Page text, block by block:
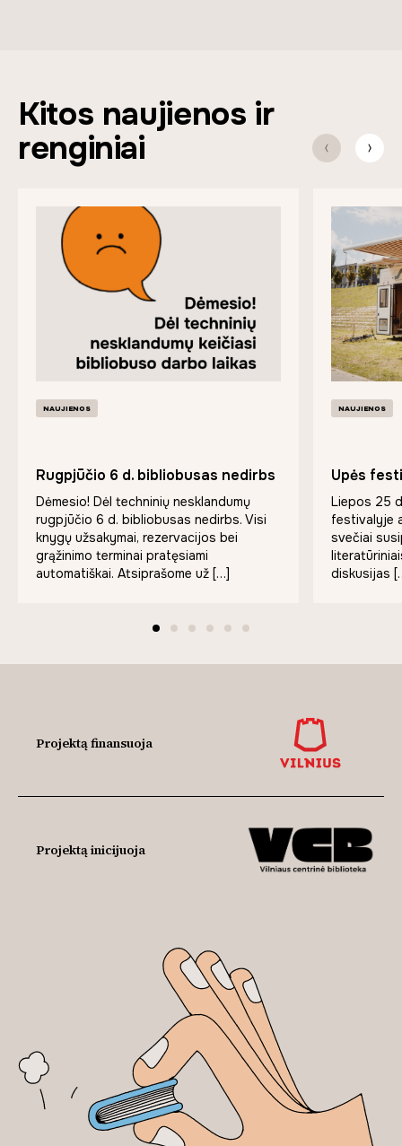
Kitos naujienos ir
renginiai
NAUJIENOS
Rugpjūčio 6 d. bibliobusas nedirbs
Dėmesio! Dėl techninių nesklandumų
rugpjūčio 6 d. bibliobusas nedirbs. Visi
knygų užsakymai, rezervacijos bei
grąžinimo terminai pratęsiami
automatiškai. Atsiprašome už […]
NAUJIENOS
Upės
Liepos 25
festivalyje
svečiai
diskusijas
Projektą finansuoja
Projektą inicijuoja